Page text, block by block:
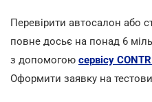
Перевірити автосалон або
повне досьє на понад 6
з допомогою сервісу
Оформити заявку на